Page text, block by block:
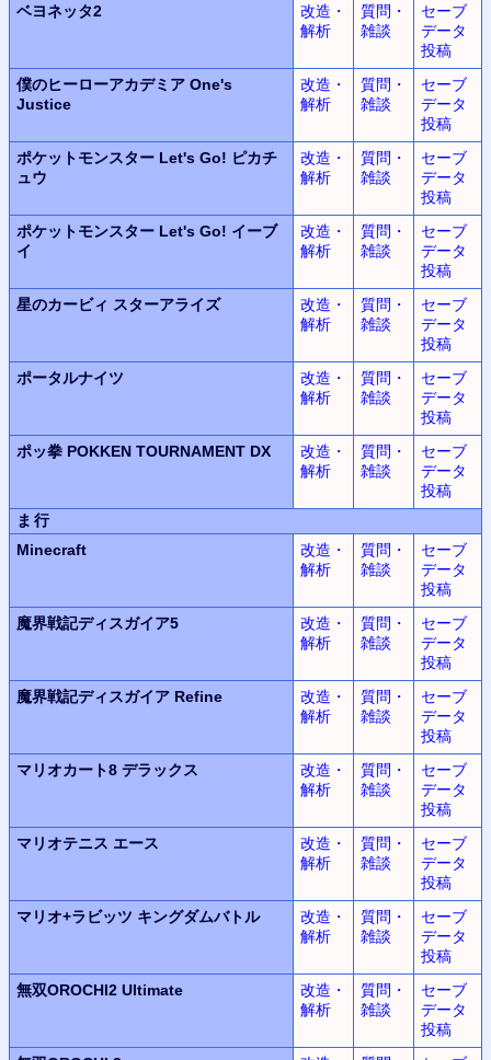
ベヨネッタ2
改造・
解析
質問・
雑談
セーブ
データ
投稿
僕のヒーローアカデミア One's
Justice
改造・
解析
質問・
雑談
セーブ
データ
投稿
ポケットモンスター Let's Go! ピカチ
ュウ
改造・
解析
質問・
雑談
セーブ
データ
投稿
ポケットモンスター Let's Go! イーブ
イ
改造・
解析
質問・
雑談
セーブ
データ
投稿
星のカービィ スターアライズ
改造・
解析
質問・
雑談
セーブ
データ
投稿
ポータルナイツ
改造・
解析
質問・
雑談
セーブ
データ
投稿
ポッ拳 POKKEN TOURNAMENT DX
改造・
解析
質問・
雑談
セーブ
データ
投稿
ま行
Minecraft
改造・
解析
質問・
雑談
セーブ
データ
投稿
魔界戦記ディスガイア5
改造・
解析
質問・
雑談
セーブ
データ
投稿
魔界戦記ディスガイア Refine
改造・
解析
質問・
雑談
セーブ
データ
投稿
マリオカート8 デラックス
改造・
解析
質問・
雑談
セーブ
データ
投稿
マリオテニス エース
改造・
解析
質問・
雑談
セーブ
データ
投稿
マリオ+ラビッツ キングダムバトル
改造・
解析
質問・
雑談
セーブ
データ
投稿
無双OROCHI2 Ultimate
改造・
解析
質問・
雑談
セーブ
データ
投稿